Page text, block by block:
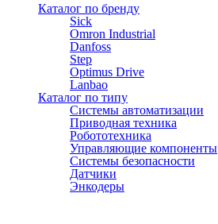
Каталог по бренду
Sick
Omron Industrial
Danfoss
Step
Optimus Drive
Lanbao
Каталог по типу
Системы автоматизации
Приводная техника
Робототехника
Управляющие компоненты
Системы безопасности
Датчики
Энкодеры